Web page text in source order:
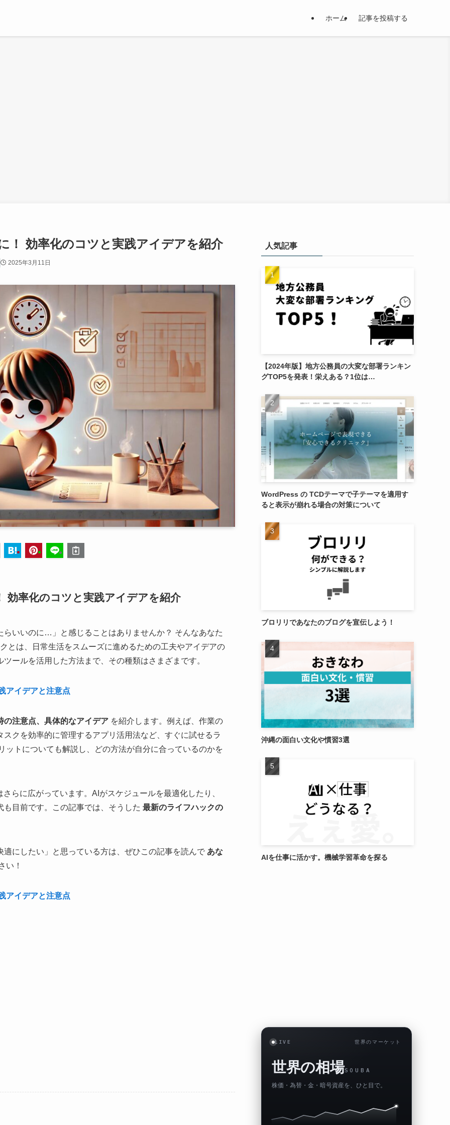
ホーム 記事を投稿する
！ 効率化のコツと実践アイデアを紹介
2025年3月11日
効率化のコツと実践アイデアを紹介
らいいのに…」と感じることはありませんか？ そんなあなた
とは、日常生活をスムーズに進めるための工夫やアイデアの
ールを活用した方法まで、その種類はさまざまです。
アイデアと注意点
の注意点、具体的なアイデア を紹介します。例えば、作業の
クを効率的に管理するアプリ活用法など、すぐに試せるラ
ットについても解説し、どの方法が自分に合っているのかを
らに広がっています。AIがスケジュールを最適化したり、
目前です。この記事では、そうした 最新のライフハックの
適にしたい」と思っている方は、ぜひこの記事を読んで あな
い！
アイデアと注意点
人気記事
【2024年版】地方公務員の大変な部署ランキン
グTOP5を発表！栄えある？1位は…
WordPress の TCDテーマで子テーマを適用す
ると表示が崩れる場合の対策について
ブロリリであなたのブログを宣伝しよう！
沖縄の面白い文化や慣習3選
AIを仕事に活かす。機械学習革命を探る
LIVE 世界のマーケット
世界の相場SOUBA
株価・為替・金・暗号資産を、ひと目で。